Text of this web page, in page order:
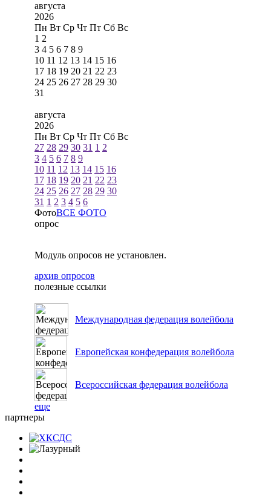
августа
2026
Пн Вт Ср Чт Пт Сб Вс
1 2
3 4 5 6 7 8 9
10 11 12 13 14 15 16
17 18 19 20 21 22 23
24 25 26 27 28 29 30
31
августа
2026
Пн Вт Ср Чт Пт Сб Вс
27 28 29 30 31 1 2
3 4 5 6 7 8 9
10 11 12 13 14 15 16
17 18 19 20 21 22 23
24 25 26 27 28 29 30
31 1 2 3 4 5 6
ФотоВСЕ ФОТО
опрос
Модуль опросов не установлен.
архив опросов
полезные ссылки
Международная федерация волейбола
Европейская конфедерация волейбола
Всероссийская федерация волейбола
еще
партнеры